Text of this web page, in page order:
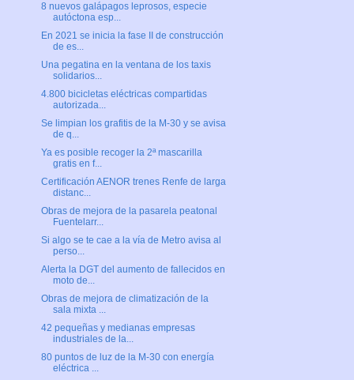
8 nuevos galápagos leprosos, especie
autóctona esp...
En 2021 se inicia la fase II de construcción
de es...
Una pegatina en la ventana de los taxis
solidarios...
4.800 bicicletas eléctricas compartidas
autorizada...
Se limpian los grafitis de la M-30 y se avisa
de q...
Ya es posible recoger la 2ª mascarilla
gratis en f...
Certificación AENOR trenes Renfe de larga
distanc...
Obras de mejora de la pasarela peatonal
Fuentelarr...
Si algo se te cae a la vía de Metro avisa al
perso...
Alerta la DGT del aumento de fallecidos en
moto de...
Obras de mejora de climatización de la
sala mixta ...
42 pequeñas y medianas empresas
industriales de la...
80 puntos de luz de la M-30 con energía
eléctrica ...